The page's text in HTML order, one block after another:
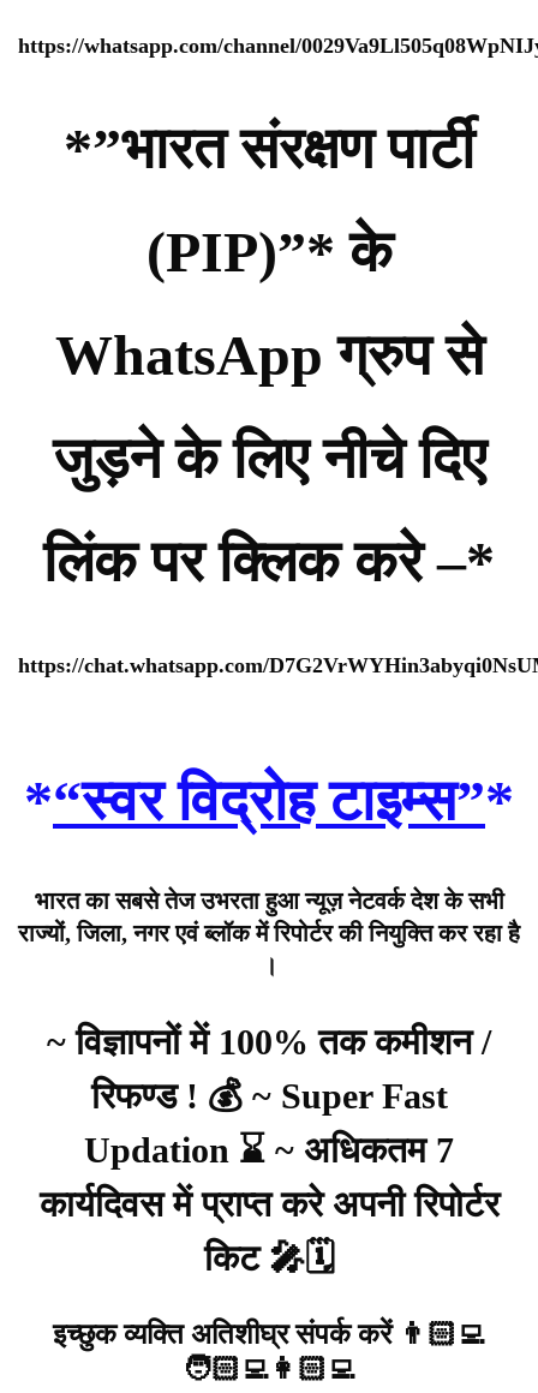
https://whatsapp.com/channel/
*”भारत संरक्षण पार्टी
(PIP)”* के
WhatsApp ग्रुप से
जुड़ने के लिए नीचे दिए
लिंक पर क्लिक करे –*
https://chat.whatsapp.com/
*“स्वर विद्रोह टाइम्स”*
भारत का सबसे तेज उभरता हुआ न्यूज़ नेटवर्क देश के सभी
राज्यों, जिला, नगर एवं ब्लॉक में रिपोर्टर की नियुक्ति कर रहा है
।
~ विज्ञापनों में 100% तक कमीशन /
रिफण्ड ! 💰 ~ Super Fast
Updation ⌛ ~ अधिकतम 7
कार्यदिवस में प्राप्त करे अपनी रिपोर्टर
किट 🎤🗓️
इच्छुक व्यक्ति अतिशीघ्र संपर्क करें 👨🏻‍💻
🧑🏻‍💻👩🏻‍💻